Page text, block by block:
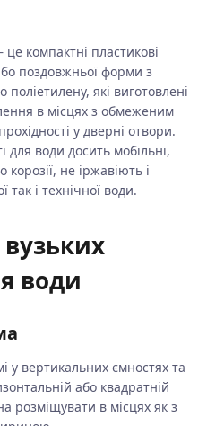
це компактні пластикові
поздовжньої форми з
поліетилену, які виготовлені
в місцях з обмеженим
у дверні отвори.
для води досить мобільні,
корозії, не іржавіють і
так і технічної води.
води
у вертикальних ємностях та
або квадратній
розміщувати в місцях як з